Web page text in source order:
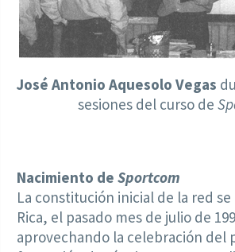
José Antonio Aquesolo Vegas
sesiones del curso de
Nacimiento de Sportcom
La constitución inicial de la red se
Rica, el pasado mes de julio de
aprovechando la celebración del